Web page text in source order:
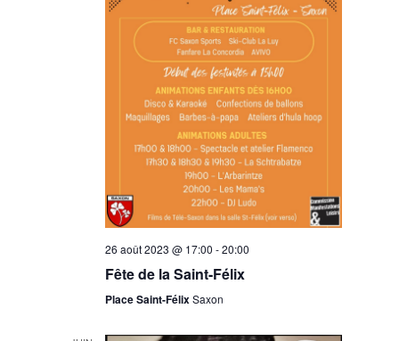
26 août 2023 @ 17:00 -20:00
Fête de la Saint-Félix
Place Saint-FélixSaxon